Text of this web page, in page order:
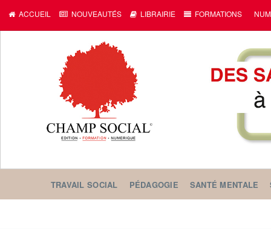
ACCUEIL NOUVEAUTÉS LIBRAIRIE FORMATIONS
TRAVAIL SOCIAL PÉDAGOGIE SANTÉ MENTALE